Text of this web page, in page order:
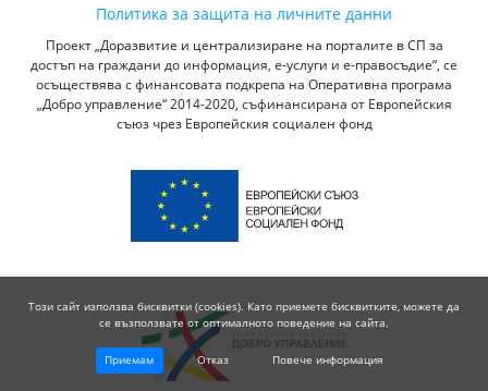
Политика за защита на личните данни
Проект „Доразвитие и централизиране на порталите в СП за
достъп на граждани до информация, е-услуги и е-правосъдие“, се
осъществява с финансовата подкрепа на Оперативна програма
„Добро управление“ 2014-2020, съфинансирана от Европейския
съюз чрез Европейския социален фонд
Този сайт използва бисквитки (cookies). Като приемете бисквитките, можете да
се възползвате от оптималното поведение на сайта.
Приемам Отказ Повече информация